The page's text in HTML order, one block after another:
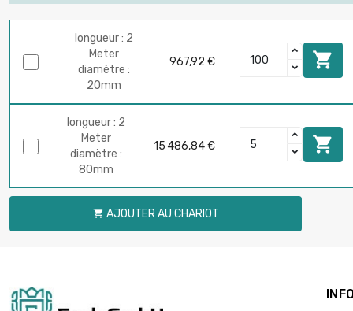
longueur : 2
Meter
diamètre :
20mm
967,92 € 
longueur : 2
Meter
diamètre :
80mm
15 486,84 € 
 AJOUTER AU CHARIOT